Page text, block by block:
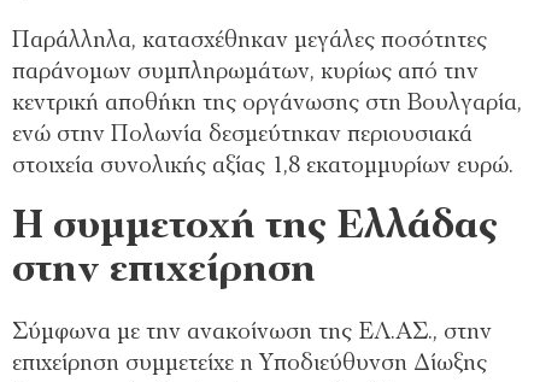
Παράλληλα, κατασχέθηκαν μεγάλες ποσότητες
παράνομων συμπληρωμάτων, κυρίως από την
κεντρική αποθήκη της οργάνωσης στη Βουλγαρία,
ενώ στην Πολωνία δεσμεύτηκαν περιουσιακά
στοιχεία συνολικής αξίας 1,8 εκατομμυρίων ευρώ.
Η συμμετοχή της Ελλάδας
στην επιχείρηση
Σύμφωνα με την ανακοίνωση της ΕΛ.ΑΣ., στην
επιχείρηση συμμετείχε η Υποδιεύθυνση Δίωξης